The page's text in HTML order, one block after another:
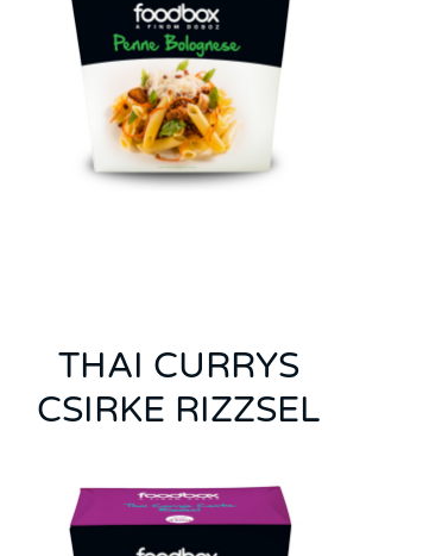
THAI CURRYS
CSIRKE RIZZSEL